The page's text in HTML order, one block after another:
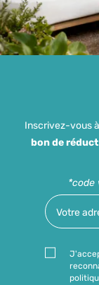
Inscrivez-vous
bon de
*code